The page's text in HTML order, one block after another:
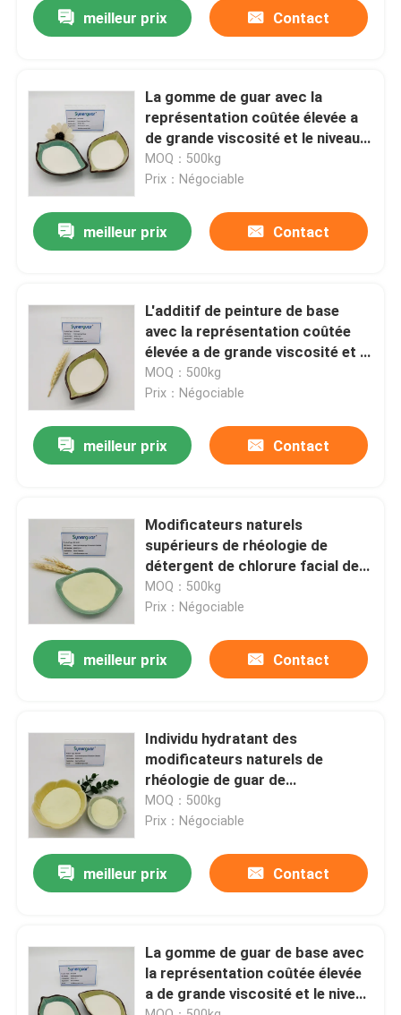
Produits
Vidéos
À propos de nous
Contrôle qualité
Contactez-nous
Nouvelles
Cas
Demandez un devis
meilleur prix Contact
La gomme de guar avec la
représentation coûtée élevée a
de grande viscosité et le niveau
élevé de substitution pour la
peinture soutenue pareau
MOQ：500kg
Prix：Négociable
meilleur prix Contact
L'additif de peinture de base
avec la représentation coûtée
élevée a de grande viscosité et le
niveau élevé de substitution pour
niveler l'agent
MOQ：500kg
Prix：Négociable
meilleur prix Contact
Modificateurs naturels
supérieurs de rhéologie de
détergent de chlorure facial de
grande viscosité superbe de
Hydroxypropyltrimonium
MOQ：500kg
Prix：Négociable
meilleur prix Contact
Individu hydratant des
modificateurs naturels de
rhéologie de guar de
Hydroxypropyltrimonium de
conditionneur pour cheveux de
MOQ：500kg
Prix：Négociable
meilleur prix Contact
La gomme de guar de base avec
la représentation coûtée élevée
a de grande viscosité et le niveau